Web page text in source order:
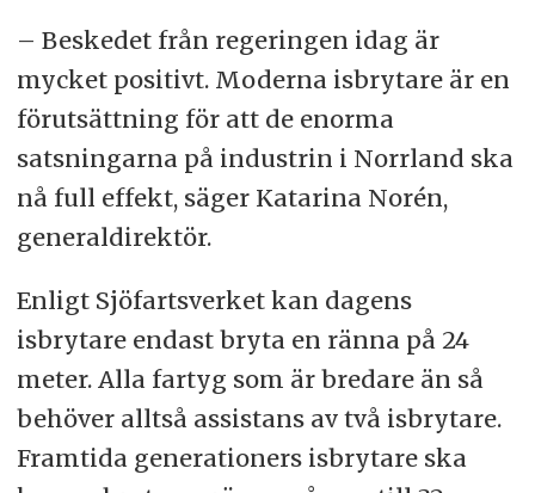
– Beskedet från regeringen idag är
mycket positivt. Moderna isbrytare är en
förutsättning för att de enorma
satsningarna på industrin i Norrland ska
nå full effekt, säger Katarina Norén,
generaldirektör.
Enligt Sjöfartsverket kan dagens
isbrytare endast bryta en ränna på 24
meter. Alla fartyg som är bredare än så
behöver alltså assistans av två isbrytare.
Framtida generationers isbrytare ska